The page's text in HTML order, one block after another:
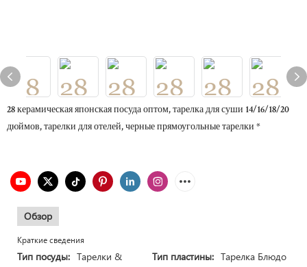
28 керамическая японская посуда оптом, тарелка для суши 14/16/18/20
дюймов, тарелки для отелей, черные прямоугольные тарелки *
Обзор
Краткие сведения
Тип посуды: Тарелки &
Тип пластины: Тарелка Блюдо